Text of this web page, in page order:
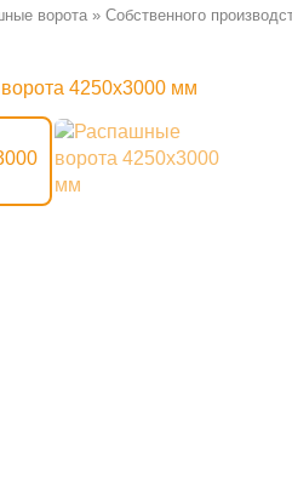
ворота » Собственного